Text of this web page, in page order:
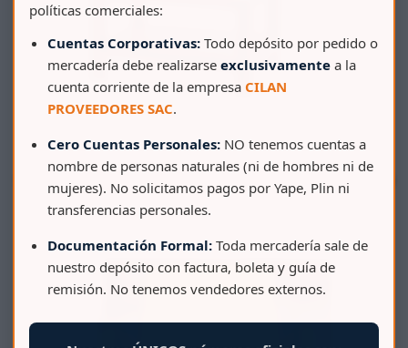
SET TERRAZA TAVARUA II (SILLON 1 CUERPO+SILLON
2 CUERPO+SILLON 3 CUERPO+MESA CEN
políticas comerciales:
Cuentas Corporativas: Todo depósito por pedido o
mercadería debe realizarse exclusivamente a la
cuenta corriente de la empresa CILAN
PROVEEDORES SAC.
Cero Cuentas Personales: NO tenemos cuentas a
nombre de personas naturales (ni de hombres ni de
mujeres). No solicitamos pagos por Yape, Plin ni
transferencias personales.
Documentación Formal: Toda mercadería sale de
nuestro depósito con factura, boleta y guía de
remisión. No tenemos vendedores externos.